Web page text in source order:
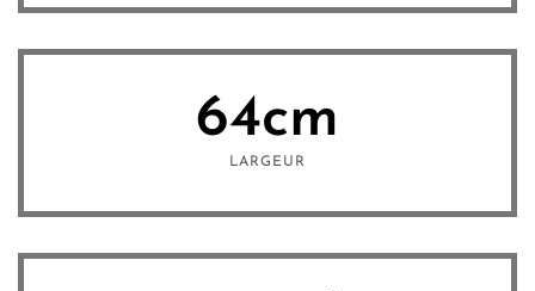
LARGEUR
64cm